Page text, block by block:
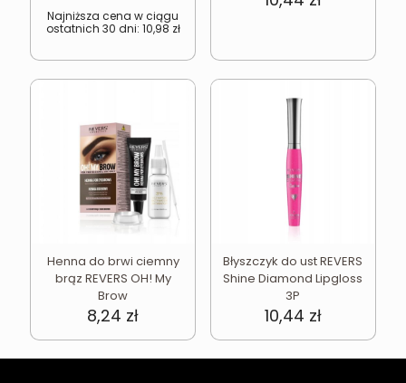
wynosiła:
12,07 zł.
wynosi:
10,98 zł.
Najniższa cena w ciągu
ostatnich 30 dni: 10,98 zł
Henna do brwi ciemny
brąz REVERS OH! My
Brow
8,24 zł
Błyszczyk do ust REVERS
Shine Diamond Lipgloss
3P
10,44 zł